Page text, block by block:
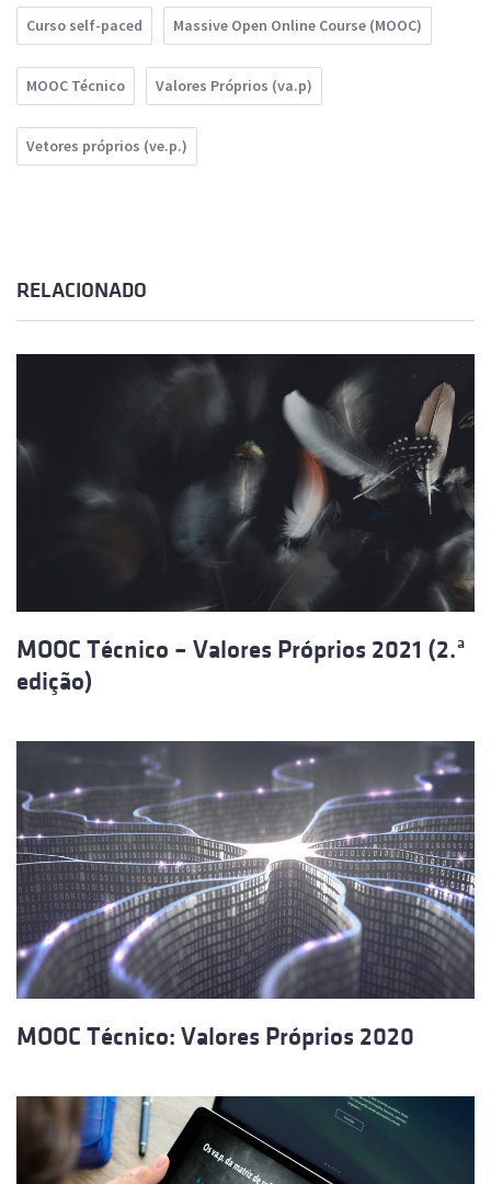
Curso self-paced Massive Open Online Course (MOOC)
MOOC Técnico Valores Próprios (va.p)
Vetores próprios (ve.p.)
RELACIONADO
MOOC Técnico – Valores Próprios 2021 (2.ª
edição)
MOOC Técnico: Valores Próprios 2020